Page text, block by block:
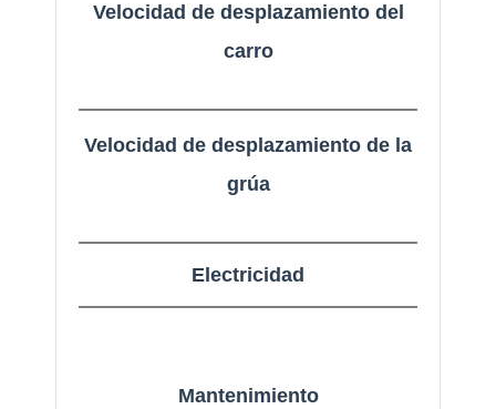
Velocidad de desplazamiento del
carro
Velocidad de desplazamiento de la
grúa
Electricidad
Mantenimiento